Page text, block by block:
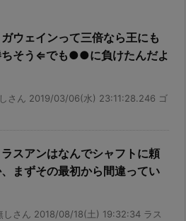
ガウェインって三倍なら王にも
ちそう⇐でも●●に負けたんだよ
さん 2019/03/06(水) 23:11:28.246 ゴ
ラスアンはなんでシャフトに頼
まずその最初から間違ってい
しさん 2018/08/18(土) 19:32:34 ラス